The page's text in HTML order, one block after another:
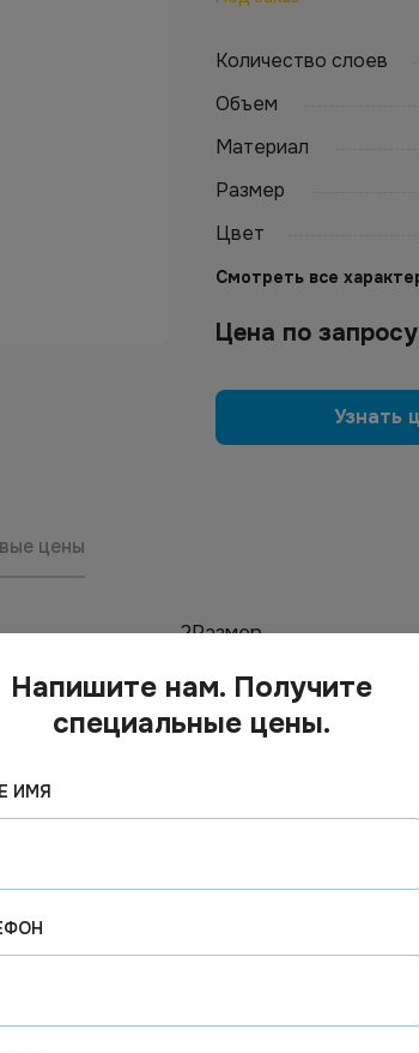
Количество слоев
Объем
Материал
Размер
Цвет
Смотреть все
Цена по запросу
Узнать
цены
2
400мл
Картон
Размер
Цвет
Диаметр
Напишите нам. Получите
специальные цены.
ИМЯ